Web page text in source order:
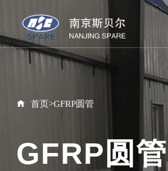
首页>GFRP圆管
GFRP圆管